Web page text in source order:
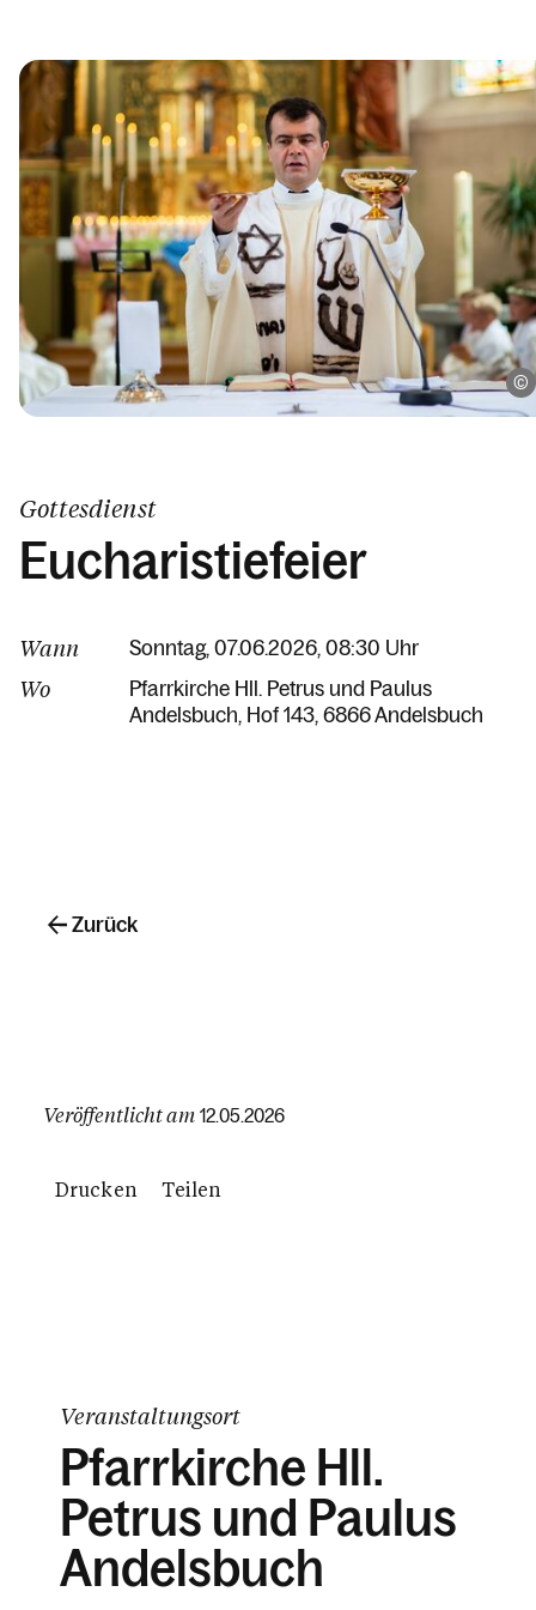
Gottesdienst
Eucharistiefeier
Wann Sonntag, 07.06.2026, 08:30 Uhr
Wo
Pfarrkirche Hll. Petrus und Paulus
Andelsbuch Hof 143 6866 Andelsbuch
Veröffentlicht am 12.05.2026
Drucken Teilen
Zurück
Veranstaltungsort
Pfarrkirche Hll.
Petrus und Paulus
Andelsbuch